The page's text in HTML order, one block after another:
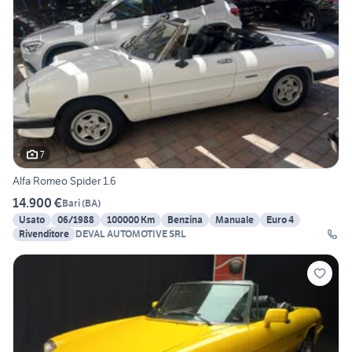
7
Alfa Romeo Spider 1.6
14.900 €Bari(BA)
Usato
06/1988 100000 Km Benzina Manuale
Euro 4
Rivenditore DEVAL AUTOMOTIVE SRL